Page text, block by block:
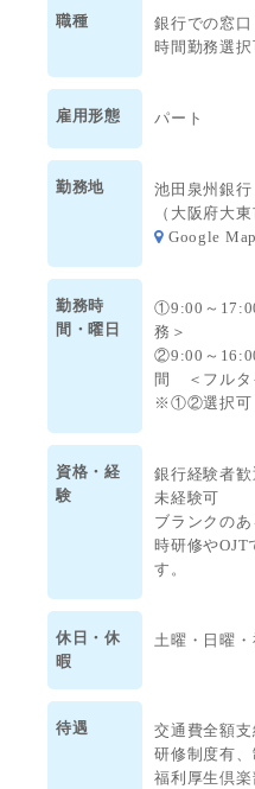
◆土日祝はお休み♪
◆プライベートを大事に
◆ご家庭との両立も可能！
◆交通費全額支給
職種
銀行での窓
時間勤務選択
雇用形態 パート
勤務地
池田泉州銀
（大阪府大
Google Map
勤務時
間・曜日
①9:00～
務＞
②9:00～
間 ＜フルタ
※①②選択可
資格・経
験
銀行経験者歓
未経験可
ブランクの
時研修やOJT
す。
休日・休
暇
土曜・日曜・
待遇
交通費全額支
研修制度有、
福利厚生倶